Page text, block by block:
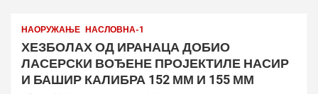
НАОРУЖАЊЕ НАСЛОВНА-1
ХЕЗБОЛАХ ОД ИРАНАЦА ДОБИО
ЛАСЕРСКИ ВОЂЕНЕ ПРОЈЕКТИЛЕ НАСИР
И БАШИР КАЛИБРА 152 ММ И 155 ММ